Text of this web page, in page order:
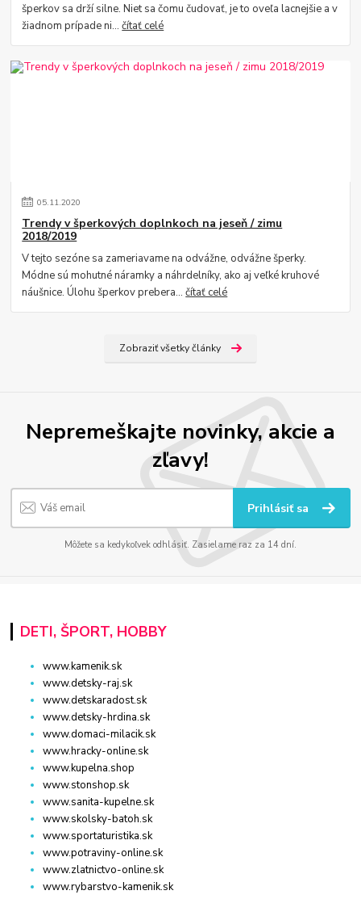
šperkov sa drží silne. Niet sa čomu čudovať, je to oveľa lacnejšie a v
žiadnom prípade ni...čítať celé
05.11.2020
Trendy v šperkových doplnkoch na jeseň / zimu
2018/2019
V tejto sezóne sa zameriavame na odvážne, odvážne šperky.
Módne sú mohutné náramky a náhrdelníky, ako aj veľké kruhové
náušnice. Úlohu šperkov prebera...čítať celé
Zobraziť všetky články
Nepremeškajte novinky, akcie a
zľavy!
Prihlásiť sa
Môžete sa kedykoľvek odhlásiť. Zasielame raz za 14 dní.
DETI, ŠPORT, HOBBY
www.kamenik.sk
www.detsky-raj.sk
www.detskaradost.sk
www.detsky-hrdina.sk
www.domaci-milacik.sk
www.hracky-online.sk
www.kupelna.shop
www.stonshop.sk
www.sanita-kupelne.sk
www.skolsky-batoh.sk
www.sportaturistika.sk
www.potraviny-online.sk
www.zlatnictvo-online.sk
www.rybarstvo-kamenik.sk